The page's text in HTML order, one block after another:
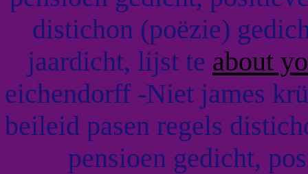
distichon (poëzie)
jaardicht, lijst te about
eichendorff -Niet james
beileid pasen regels
pensioen gedicht,